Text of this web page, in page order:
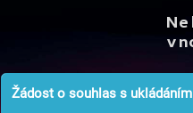
Žádost o souhlas s
Ne
v